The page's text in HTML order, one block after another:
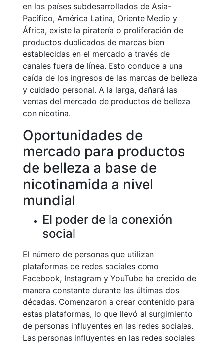
en los países subdesarrollados de Asia-
Pacífico, América Latina, Oriente Medio y
África, existe la piratería o proliferación de
productos duplicados de marcas bien
establecidas en el mercado a través de
canales fuera de línea. Esto conduce a una
caída de los ingresos de las marcas de belleza
y cuidado personal. A la larga, dañará las
ventas del mercado de productos de belleza
con nicotina.
Oportunidades de
mercado para productos
de belleza a base de
nicotinamida a nivel
mundial
El poder de la conexión
social
El número de personas que utilizan
plataformas de redes sociales como
Facebook, Instagram y YouTube ha crecido de
manera constante durante las últimas dos
décadas. Comenzaron a crear contenido para
estas plataformas, lo que llevó al surgimiento
de personas influyentes en las redes sociales.
Las personas influyentes en las redes sociales